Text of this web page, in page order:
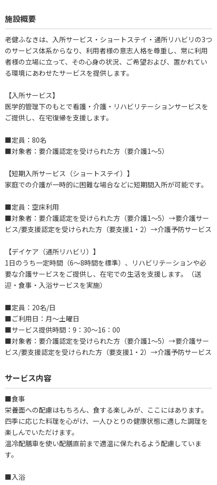
施設概要
老健ふなきは、入所サービス・ショートステイ・通所リハビリの3つ
のサービス体系からなり、利用者様の意志人格を尊重し、常に利用
者様の立場に立って、その心身の状況、ご希望および、置かれてい
る環境にあわせたサービスを提供します。
【入所サービス】
医学的管理下のもとで看護・介護・リハビリテーションサービスを
ご提供し、在宅復帰を支援します。
■定員：80名
■対象者：要介護認定を受けられた方（要介護1～5）
【短期入所サービス（ショートステイ）】
家庭での介護が一時的に困難な場合などに短期間入所が可能です。
■定員：空床利用
■対象者：要介護認定を受けられた方（要介護1～5）→要介護サー
ビス/要支援認定を受けられた方（要支援1・2）→介護予防サービス
【デイケア（通所リハビリ）】
1日のうち一定時間（6～8時間を標準）、リハビリテーションや必
要な介護サービスをご提供し、在宅での生活を支援します。（送
迎・食事・入浴サービスを実施）
■定員：20名/日
■ご利用日：月～土曜日
■サービス提供時間：9：30～16：00
■対象者：要介護認定を受けられた方（要介護1～5）→要介護サー
ビス/要支援認定を受けられた方（要支援1・2）→介護予防サービス
サービス内容
■食事
栄養面への配慮はもちろん、食する楽しみが、ここにはあります。
四季に応じた料理を心がけ、一人ひとりの健康状態に適した調理を
楽しんでいただけます。
温冷配膳車を使い配膳直前まで適温に保たれるよう配慮していま
す。
■入浴